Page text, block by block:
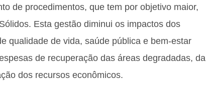
de procedimentos, que tem por objetivo maior,
Esta gestão diminui os impactos dos
qualidade de vida, saúde pública e bem-estar
de recuperação das áreas degradadas, da
dos recursos econômicos.